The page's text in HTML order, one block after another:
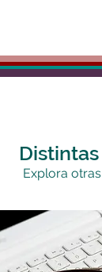
Explora